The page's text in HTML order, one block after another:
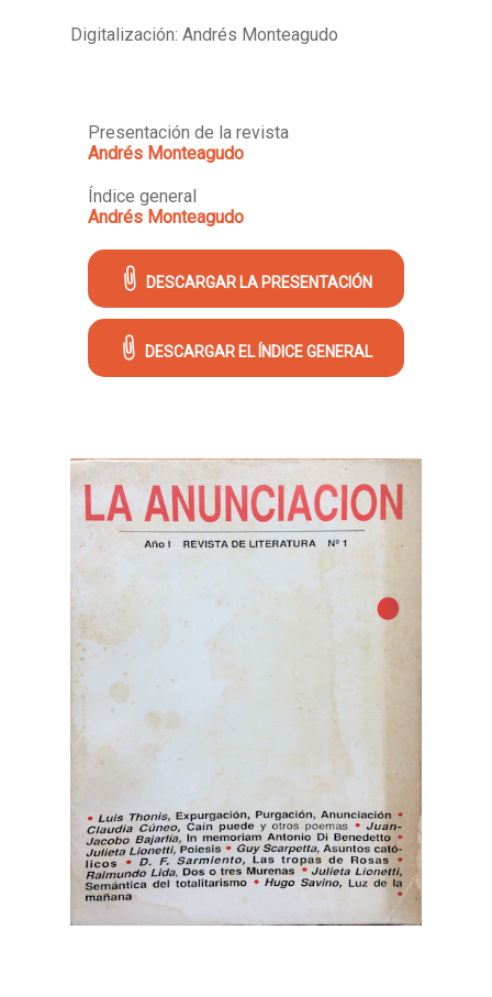
Digitalización: Andrés Monteagudo
Presentación de la revista
Andrés Monteagudo
Índice general
Andrés Monteagudo
DESCARGAR LA PRESENTACIÓN
DESCARGAR EL ÍNDICE GENERAL